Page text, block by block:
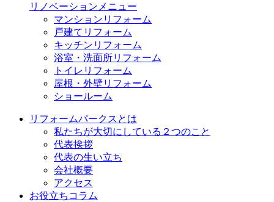
リノベーションメニュー
マンションリフォーム
戸建てリフォーム
キッチンリフォーム
浴室・洗面所リフォーム
トイレリフォーム
屋根・外壁リフォーム
ショールーム
リフォームパークスとは
私たちが大切にしている２つのこと
代表挨拶
代表の生い立ち
会社概要
アクセス
お役立ちコラム